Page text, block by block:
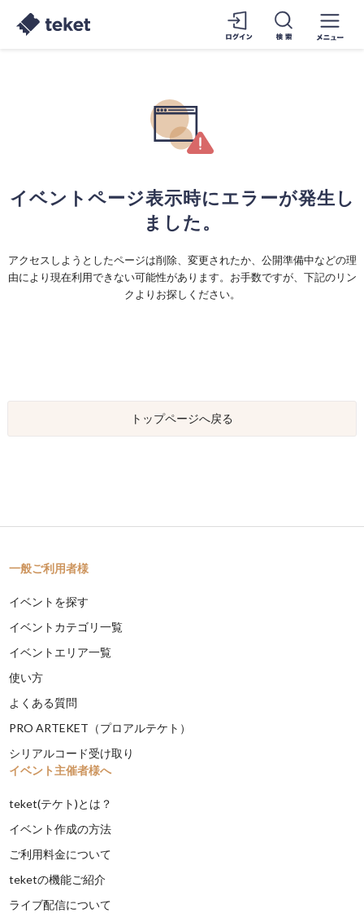
イベントページ表示時にエラーが発生し
ました。
アクセスしようとしたページは削除、変更されたか、公開準備中などの理
由により現在利用できない可能性があります。お手数ですが、下記のリン
クよりお探しください。
トップページへ戻る
一般ご利用者様
イベントを探す
イベントカテゴリ一覧
イベントエリア一覧
使い方
よくある質問
PRO ARTEKET（プロアルテケト）
シリアルコード受け取り
イベント主催者様へ
teket(テケト)とは？
イベント作成の方法
ご利用料金について
teketの機能ご紹介
ライブ配信について